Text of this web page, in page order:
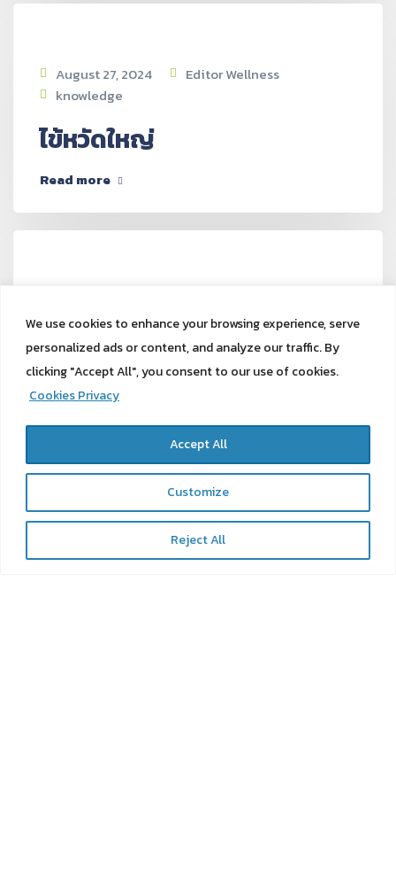
We use cookies to enhance your browsing experience, serve
personalized ads or content, and analyze our traffic. By
clicking "Accept All", you consent to our use of cookies.
Cookies Privacy
Customize
Reject All
Accept All
August 27, 2024
Editor Wellness
knowledge
ไข้หวัดใหญ่
Read more
knowledge
HDL ไขมันดี และ LDL ไขมันเลว
Read more